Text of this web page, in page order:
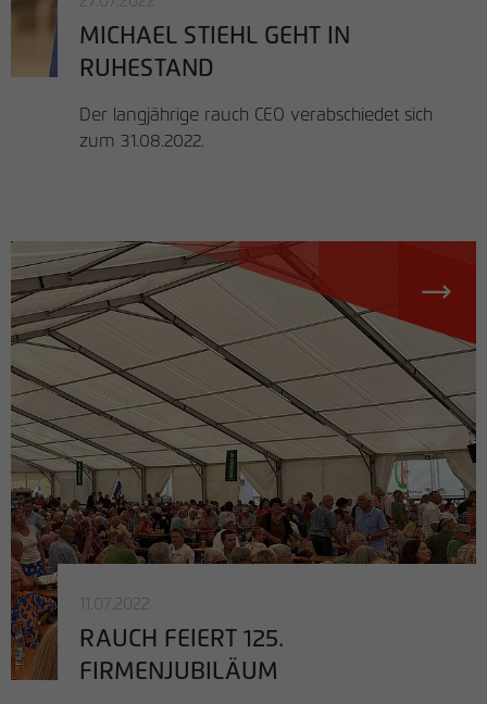
MICHAEL STIEHL GEHT IN
RUHESTAND
Der langjährige rauch CEO verabschiedet sich
zum 31.08.2022.
11.07.2022
RAUCH FEIERT 125.
FIRMENJUBILÄUM